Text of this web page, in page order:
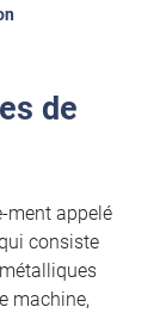
de
ment appelé
consiste
machine,